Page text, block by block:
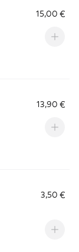
15,00 €
13,90 €
3,50 €